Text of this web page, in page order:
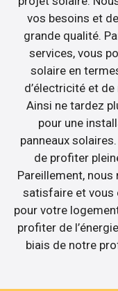
vos besoins et
grande qualité.
services, vous
solaire en
d’électricité et
Ainsi ne tardez
pour une
panneaux
de profiter
Pareillement,
satisfaire et vous
pour votre
profiter de
biais de notre